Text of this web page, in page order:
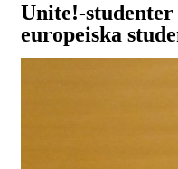
Unite!-
europeiska